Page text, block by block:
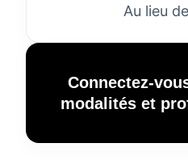
Au lieu
Connectez-
modalités et